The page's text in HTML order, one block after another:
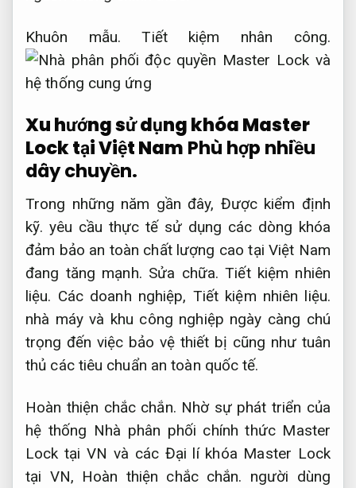
Khuôn mẫu. Tiết kiệm nhân công.
Xu hướng sử dụng khóa Master
Lock tại Việt Nam Phù hợp nhiều
dây chuyền.
Trong những năm gần đây, Được kiểm định
kỹ. yêu cầu thực tế sử dụng các dòng khóa
đảm bảo an toàn chất lượng cao tại Việt Nam
đang tăng mạnh. Sửa chữa. Tiết kiệm nhiên
liệu. Các doanh nghiệp, Tiết kiệm nhiên liệu.
nhà máy và khu công nghiệp ngày càng chú
trọng đến việc bảo vệ thiết bị cũng như tuân
thủ các tiêu chuẩn an toàn quốc tế.
Hoàn thiện chắc chắn. Nhờ sự phát triển của
hệ thống Nhà phân phối chính thức Master
Lock tại VN và các Đại lí khóa Master Lock
tại VN, Hoàn thiện chắc chắn. người dùng